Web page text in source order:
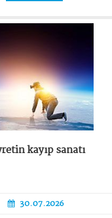
kayıp sanatı
30.07.2026